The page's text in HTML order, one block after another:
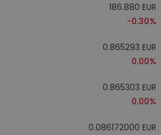
186.880 EUR
-0.30%
0.865293 EUR
0.00%
0.865303 EUR
0.00%
0.086172000 EUR